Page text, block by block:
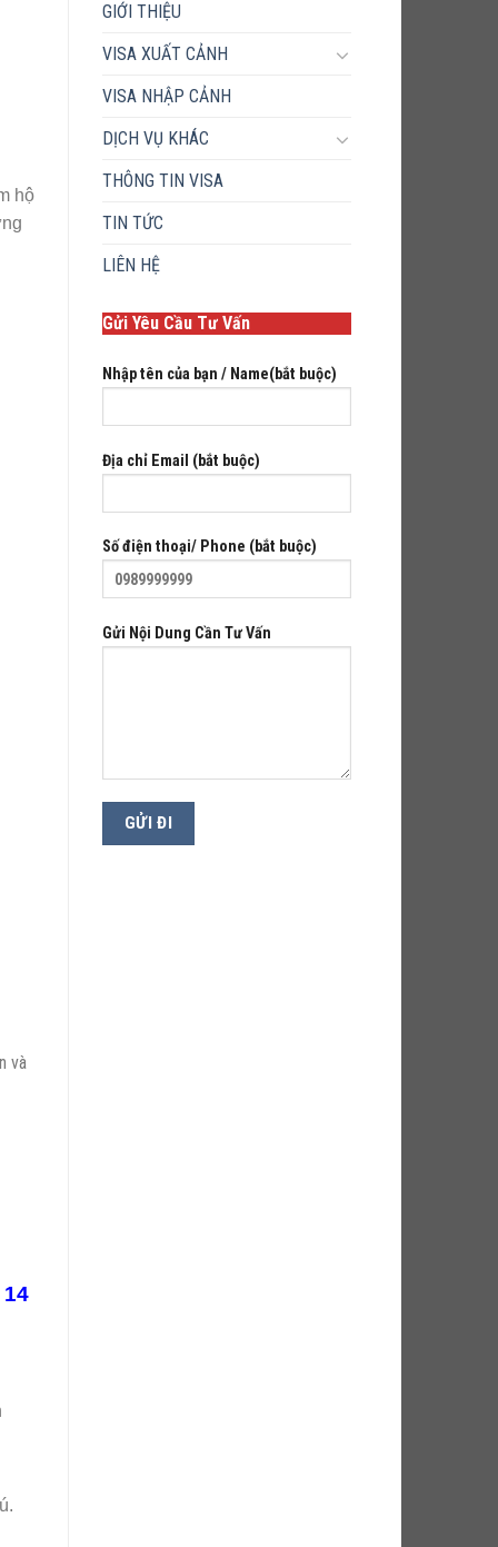
hộ
và
14
GIỚI THIỆU
VISA XUẤT CẢNH
VISA NHẬP CẢNH
DỊCH VỤ KHÁC
THÔNG TIN VISA
TIN TỨC
LIÊN HỆ
Gửi Yêu Cầu Tư Vấn
Nhập tên của bạn / Name(bắt buộc)
Địa chỉ Email (bắt buộc)
Số điện thoại/ Phone (bắt buộc)
Gửi Nội Dung Cần Tư Vấn